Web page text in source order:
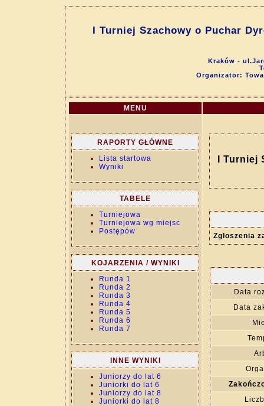
I Turniej Szachowy o Puchar
Kraków -
Organizator:
MENU
RAPORTY GŁÓWNE
Lista startowa
Wyniki
TABELE
Turniejowa
Turniejowa wg miejsc
Postępów
KOJARZENIA / WYNIKI
Runda 1
Runda 2
Runda 3
Runda 4
Runda 5
Runda 6
Runda 7
INNE WYNIKI
Juniorzy do lat 6
Juniorki do lat 6
Juniorzy do lat 8
Juniorki do lat 8
I
Zgłoszenia
Data
Data